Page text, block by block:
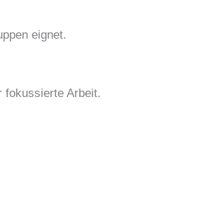
eignet.
fokussierte Arbeit.